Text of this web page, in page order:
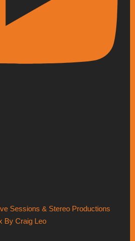
Sessions & Stereo Productions
By Craig Leo